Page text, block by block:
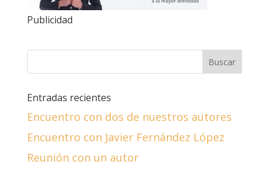
Publicidad
Entradas recientes
Encuentro con dos de nuestros autores
Encuentro con Javier Fernández López
Reunión con un autor